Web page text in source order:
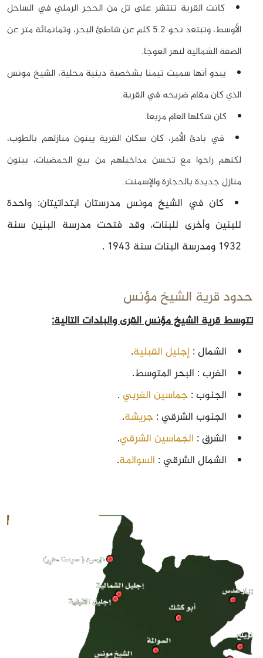
كانت القرية تنتشر على تل من الحجر الرملي في الساحل
الأوسط، وتبتعد نحو 5.2 كلم عن شاطئ البحر، وثمانمائة متر عن
الضفة الشمالية لنهر العوجا.
يبدو أنها سميت تيمنا بشخصية دينية محلية، الشيخ مونس
الذي كان مقام ضريحه في القرية.
كان شكلها العام مربعا.
في بادئ الأمر، كان سكان القرية يبنون منازلهم بالطوب،
لكنهم راحوا مع تحسن مداخيلهم من بيع الحمضيات، يبنون
منازل جديدة بالحجارة والإسمنت.
كان في الشيخ مونس مدرستان ابتداتيتان: واحدة
للبنين وأخرى للبنات، وقد فتحت مدرسة البنين سنة
1932 ومدرسة البنات سنة 1943 .
حدود قرية الشيخ مؤنس
تتوسط قرية الشيخ مؤنس القرى والبلدات التالية:
الشمال : إجليل القبلية.
الغرب : البحر المتوسط.
الجنوب : جماسين الغربي .
الجنوب الشرقي : جريشة.
الشرق : الجماسين الشرقي.
الشمال الشرقي : السوالمة.